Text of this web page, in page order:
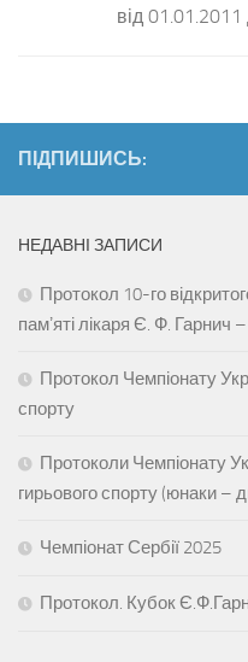
від
ПІДПИШИСЬ:
НЕДАВНІ ЗАПИСИ
Протокол 10-го
памʼяті лікаря Є. Ф. Гарнич
Протокол Чемпіонату
спорту
Протоколи Чемпіонату
гирьового спорту (юнаки –
Чемпіонат Сербії 2025
Протокол. Кубок